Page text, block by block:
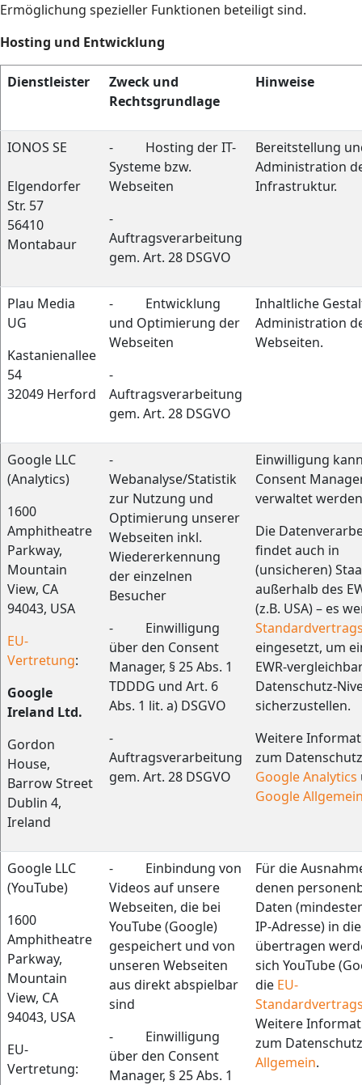
Ermöglichung spezieller Funktionen beteiligt sind.
Hosting und Entwicklung
Dienstleister
Zweck und
Rechtsgrundlage
Hinweise
IONOS SE
Elgendorfer
Str. 57
56410
Montabaur
- Hosting der IT-
Systeme bzw.
Webseiten
-
Auftragsverarbeitung
gem. Art. 28 DSGVO
Bereitstellung
Administration
Infrastruktur.
Plau Media
UG
Kastanienallee
54
32049 Herford
- Entwicklung
und Optimierung der
Webseiten
-
Auftragsverarbeitung
gem. Art. 28 DSGVO
Inhaltliche
Administration
Webseiten.
Google LLC
(Analytics)
1600
Amphitheatre
Parkway,
Mountain
View, CA
94043, USA
EU-
Vertretung:
Google
Ireland Ltd.
Gordon
House,
Barrow Street
Dublin 4,
Ireland
-
Webanalyse/Statistik
zur Nutzung und
Optimierung unserer
Webseiten inkl.
Wiedererkennung
der einzelnen
Besucher
- Einwilligung
über den Consent
Manager, § 25 Abs. 1
TDDDG und Art. 6
Abs. 1 lit. a) DSGVO
-
Auftragsverarbeitung
gem. Art. 28 DSGVO
Einwilligung
Consent
verwaltet
Die
findet auch in
(unsicheren)
außerhalb des
(z.B. USA) – es
eingesetzt, um
EWR-
Datenschutz-
sicherzustellen.
Weitere
zum
Google Analytics
Google
Google LLC
(YouTube)
1600
Amphitheatre
Parkway,
Mountain
View, CA
94043, USA
EU-
Vertretung:
- Einbindung von
Videos auf unsere
Webseiten, die bei
YouTube (Google)
gespeichert und von
unseren Webseiten
aus direkt abspielbar
sind
- Einwilligung
über den Consent
Manager, § 25 Abs. 1
Für die
denen
Daten
IP-Adresse) in
übertragen
sich YouTube
die EU-
Weitere
zum
Allgemein.